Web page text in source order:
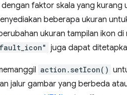
faktor skala yang kurang
beberapa ukuran
ukuran tampilan ikon
juga dapat
action.setIcon()
jalur gambar yang berbeda